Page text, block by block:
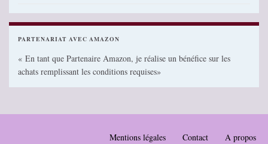
PARTENARIAT AVEC AMAZON
« En tant que Partenaire Amazon, je réalise un bénéfice sur les
achats remplissant les conditions requises»
Mentions légales Contact A propos